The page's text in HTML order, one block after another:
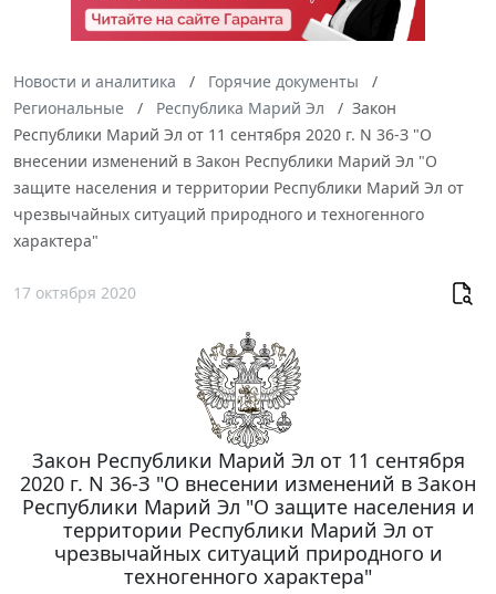
Новости и аналитика
Горячие документы
Региональные
Республика Марий Эл
Закон
Республики Марий Эл от 11 сентября 2020 г. N 36-З "О
внесении изменений в Закон Республики Марий Эл "О
защите населения и территории Республики Марий Эл от
чрезвычайных ситуаций природного и техногенного
характера"
17 октября 2020
Закон Республики Марий Эл от 11 сентября
2020 г. N 36-З "О внесении изменений в Закон
Республики Марий Эл "О защите населения и
территории Республики Марий Эл от
чрезвычайных ситуаций природного и
техногенного характера"